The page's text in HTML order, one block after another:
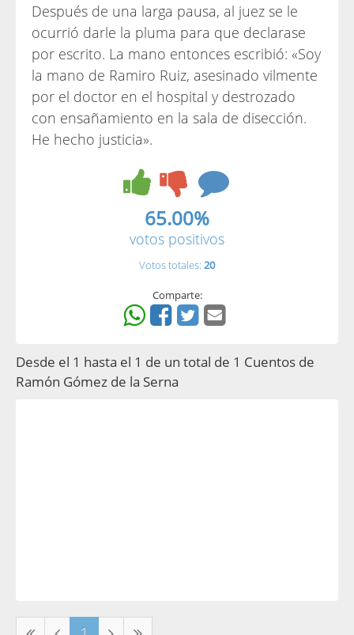
Después de una larga pausa, al juez se le
ocurrió darle la pluma para que declarase
por escrito. La mano entonces escribió: «Soy
la mano de Ramiro Ruiz, asesinado vilmente
por el doctor en el hospital y destrozado
con ensañamiento en la sala de disección.
He hecho justicia».
65.00%
votos positivos
Votos totales: 20
Comparte:
Desde el 1 hasta el 1 de un total de 1 Cuentos de
Ramón Gómez de la Serna